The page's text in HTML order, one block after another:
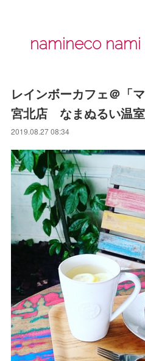
namineco
レインボーカフェ＠「
宮北店 なまぬるい温
2019.08.27 08:34